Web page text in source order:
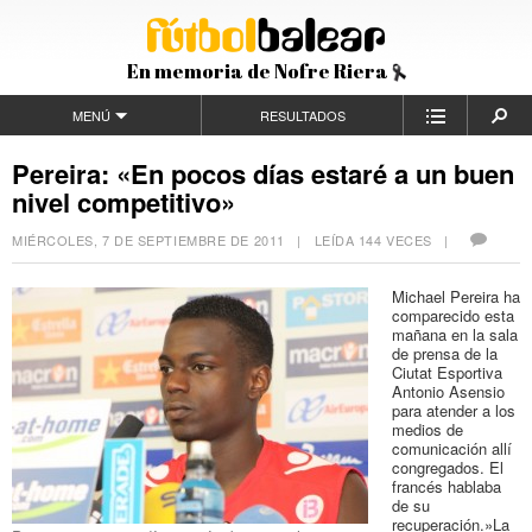
En memoria de Nofre Riera
MENÚ RESULTADOS
Pereira: «En pocos días estaré a un buen
nivel competitivo»
MIÉRCOLES, 7 DE SEPTIEMBRE DE 2011 | LEÍDA 144 VECES |
Michael Pereira ha
comparecido esta
mañana en la sala
de prensa de la
Ciutat Esportiva
Antonio Asensio
para atender a los
medios de
comunicación allí
congregados. El
francés hablaba
de su
recuperación.»La